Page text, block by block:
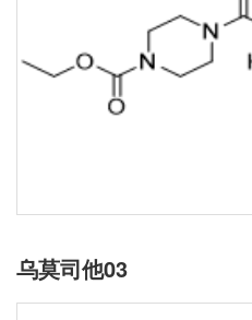
乌莫司他03